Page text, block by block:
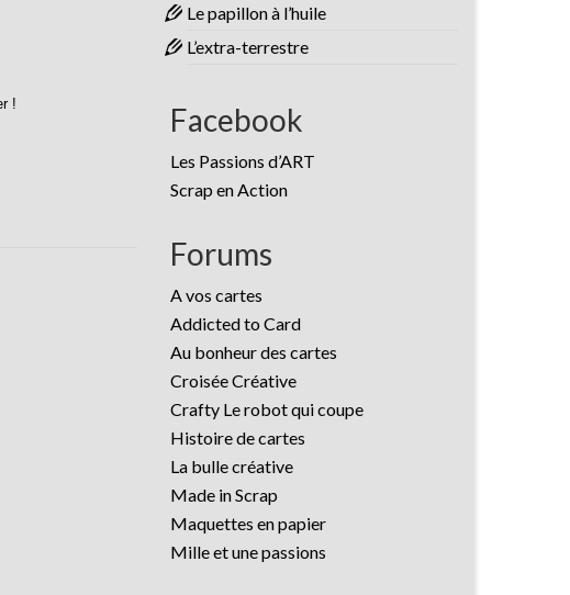
!
Le papillon à l’huile
L’extra-terrestre
Facebook
Les Passions d’ART
Scrap en Action
Forums
A vos cartes
Addicted to Card
Au bonheur des cartes
Croisée Créative
Crafty Le robot qui coupe
Histoire de cartes
La bulle créative
Made in Scrap
Maquettes en papier
Mille et une passions